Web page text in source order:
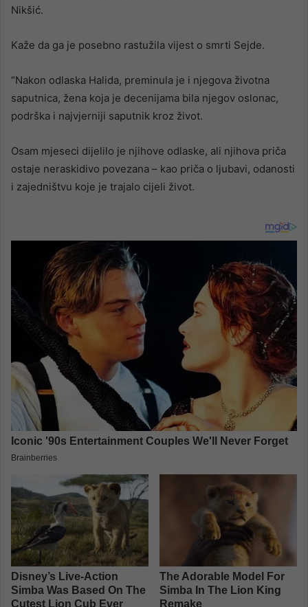
Nikšić.
Kaže da ga je posebno rastužila vijest o smrti Sejde.
“Nakon odlaska Halida, preminula je i njegova životna
saputnica, žena koja je decenijama bila njegov oslonac,
podrška i najvjerniji saputnik kroz život.
Osam mjeseci dijelilo je njihove odlaske, ali njihova priča
ostaje neraskidivo povezana – kao priča o ljubavi, odanosti
i zajedništvu koje je trajalo cijeli život.